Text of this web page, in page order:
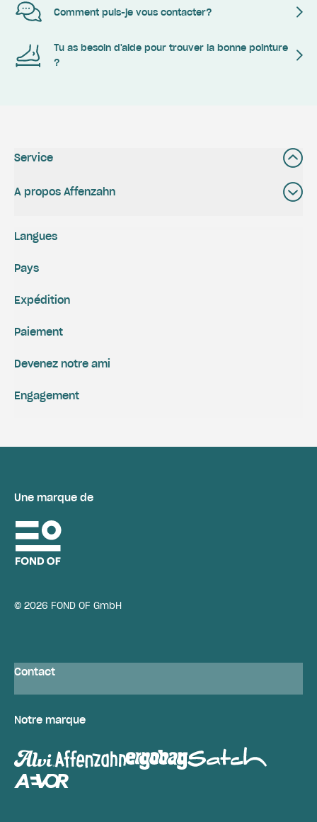
Comment puis-je vous contacter?
Tu as besoin d'aide pour trouver la bonne pointure
?
Service
A propos Affenzahn
Expédition
Paiement
Engagement
Devenez notre ami
Langues
Pays
Une marque de
© 2026 FOND OF GmbH
Contact
Notre marque